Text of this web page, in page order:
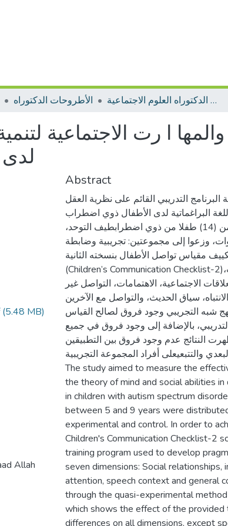
الأطروحات الدكتوراه الأطروحات الدكتوراه العلوم الاجتماعية
ا رت الاجتماعية
(5.48 MB)
Allah
Abstract
التدريبي القائم على نظرية العقل
البراغماتية لدى الأطفال ذوي اضطراب
طيف التوحد. تكونت مجموعة الدراسة من (14) طفلا من ذوي اضطرابطيف التوحد،
بين (05-09) سنوات، وزعوا إلى مجموعتين: تجريبية وضابطة
مقياس تواصل الأطفال بنسخته الثانية
(Children’s Communication Checklist-2)،كما أستخدم برنامج تدريبي لتنمية مهارات
تناول (7) أبعاد:العلاقات الاجتماعية، الاهتمامات، التواصل غير
سياق الحديث، والتواصل مع الآخرين.
شبه التجريبي وجود فروق لصالح القياس
بالإضافة إلى وجود فروق في جميع
النتائج عدم وجود فروق بين التطبيقين
والتتبعيعلى أفراد المجموعة التجريبية
The study aimed to measure the
the theory of mind and social abilities
in children with autism spectrum
between 5 and 9 years were
experimental and control. In order to
Children's Communication Checklist-2
training program used to develop
seven dimensions: Social
attention, speech context and general
through the quasi-experimental
which shows the effect of the provided
differences on all dimensions, except